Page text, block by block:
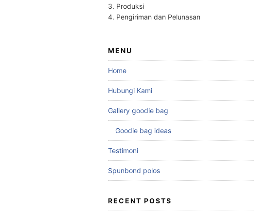
3. Produksi
4. Pengiriman dan Pelunasan
MENU
Home
Hubungi Kami
Gallery goodie bag
Goodie bag ideas
Testimoni
Spunbond polos
RECENT POSTS